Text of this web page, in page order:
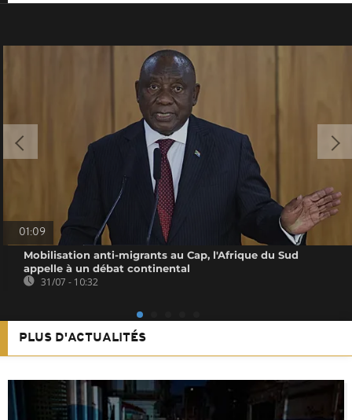
01:09
Mobilisation anti-migrants au Cap, l'Afrique du Sud
appelle à un débat continental
31/07 - 10:32
PLUS D'ACTUALITÉS